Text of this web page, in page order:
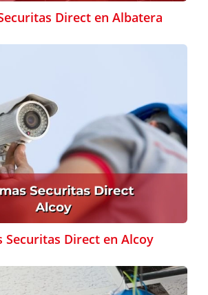
Direct en Albatera
Securitas Direct en Alcoy